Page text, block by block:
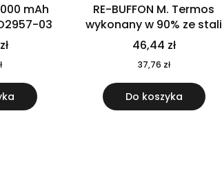
mAh
03
RE-BUFFON M. Termos
wykonany w 90% ze stali
nierdzewnej pochodzącej z
recyklingu 520 ml 94294
46,44 zł
37,76 zł
Do koszyka